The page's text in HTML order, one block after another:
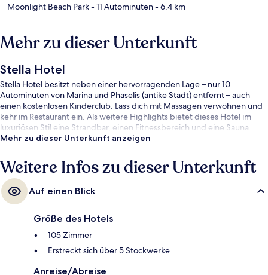
Moonlight Beach Park- 11 Autominuten- 6.4 km
Mehr zu dieser Unterkunft
Stella Hotel
Stella Hotel besitzt neben einer hervorragenden Lage – nur 10
Autominuten von Marina und Phaselis (antike Stadt) entfernt – auch
einen kostenlosen Kinderclub. Lass dich mit Massagen verwöhnen und
kehr im Restaurant ein. Als weitere Highlights bietet dieses Hotel im
luxuriösen Stil eine Strandbar, einen Fitnessbereich und eine Sauna.
Mehr zu dieser Unterkunft anzeigen
Weitere Infos zu dieser Unterkunft
Auf einen Blick
Größe des Hotels
105 Zimmer
Erstreckt sich über 5 Stockwerke
Anreise/Abreise